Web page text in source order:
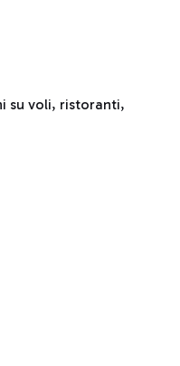
su voli, ristoranti,